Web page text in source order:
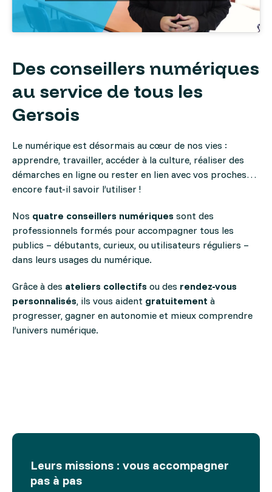
Des conseillers numériques
au service de tous les
Gersois
Le numérique est désormais au cœur de nos vies :
apprendre, travailler, accéder à la culture, réaliser des
démarches en ligne ou rester en lien avec vos proches…
encore faut-il savoir l’utiliser !
Nos quatre conseillers numériques sont des
professionnels formés pour accompagner tous les
publics – débutants, curieux, ou utilisateurs réguliers –
dans leurs usages du numérique.
Grâce à des ateliers collectifs ou des rendez-vous
personnalisés, ils vous aident gratuitement à
progresser, gagner en autonomie et mieux comprendre
l’univers numérique.
Leurs missions : vous accompagner
pas à pas